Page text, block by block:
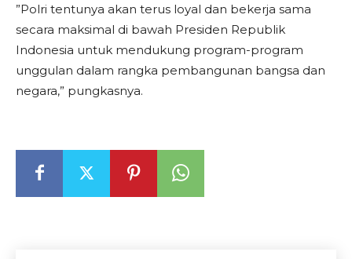
​”Polri tentunya akan terus loyal dan bekerja sama
secara maksimal di bawah Presiden Republik
Indonesia untuk mendukung program-program
unggulan dalam rangka pembangunan bangsa dan
negara,” pungkasnya.